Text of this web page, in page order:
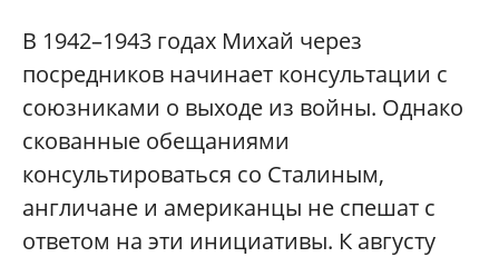
В 1942–1943 годах Михай через
посредников начинает консультации с
союзниками о выходе из войны. Однако
скованные обещаниями
консультироваться со Сталиным,
англичане и американцы не спешат с
ответом на эти инициативы. К августу